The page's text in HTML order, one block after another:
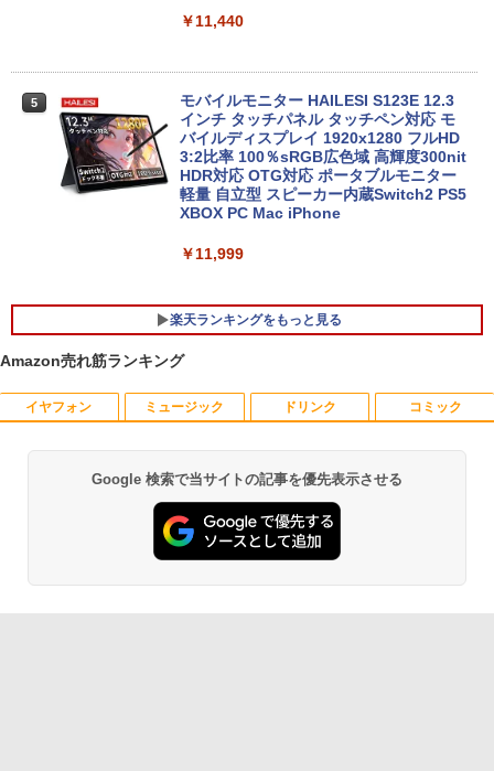
083コンディションランク【B】（商品 N
￥15,900
【エントリーでポイント10倍】 ノートパ
ソコン 中古 Cランク 訳あり Win11 Pro i
5 第8世代 カメラ付き Lenovo ThinkPa
d X390 8GBメモリ 256GB 高速 PCIe SS
ソコン
HP 800G6 SF(8YM57AV-CMFZ:Win10x
64) 中古 Core i7-2.9GHz(10700)/メモリ
16GB/SSD512GB/DVDライター [C:並品]
2021年頃購入
￥50,600
￥11,440
5
モバイルモニター HAILESI S123E 12.3
インチ タッチパネル タッチペン対応 モ
バイルディスプレイ 1920x1280 フルHD
3:2比率 100％sRGB広色域 高輝度300nit
HDR対応 OTG対応 ポータブルモニター
軽量 自立型 スピーカー内蔵Switch2 PS5
XBOX PC Mac iPhone
￥11,999
楽天ランキングをもっと見る
1
鹿楓堂よついろ日和 23巻 【電子書籍】
￥770
Amazon売れ筋ランキング
イヤフォン
Anker Soundcore P40i オフホワイト
￥7,990
ミュージック
BRUCE WAYNE feat. Flo Milli, ATL Jacob
[Explicit]
￥250
ドリンク
【Amazon.co.jp限定】 い・ろ・は・す 2L P
ET ラベルレス ×8本
￥1,112
コミック
薬屋のひとりごと 17巻 (デジタル版ビッグガ
ンガンコミックス)
￥770
Google 検索で当サイトの記事を優先表示させる